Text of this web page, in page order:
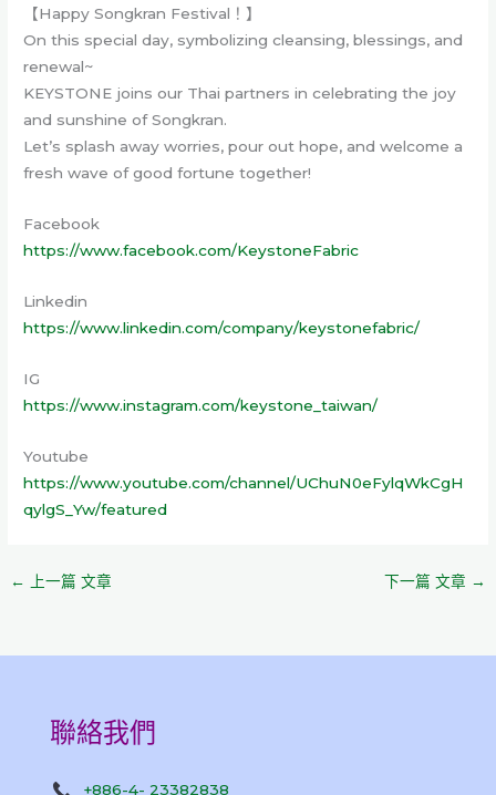
【Happy Songkran Festival！】
On this special day, symbolizing cleansing, blessings, and
renewal~
KEYSTONE joins our Thai partners in celebrating the joy
and sunshine of Songkran.
Let’s splash away worries, pour out hope, and welcome a
fresh wave of good fortune together!
Facebook
https://www.facebook.com/KeystoneFabric
Linkedin
https://www.linkedin.com/company/keystonefabric/
IG
https://www.instagram.com/keystone_taiwan/
Youtube
https://www.youtube.com/channel/UChuN0eFylqWkCgH
qylgS_Yw/featured
← 上一篇 文章 下一篇 文章 →
聯絡我們
+886-4- 23382838